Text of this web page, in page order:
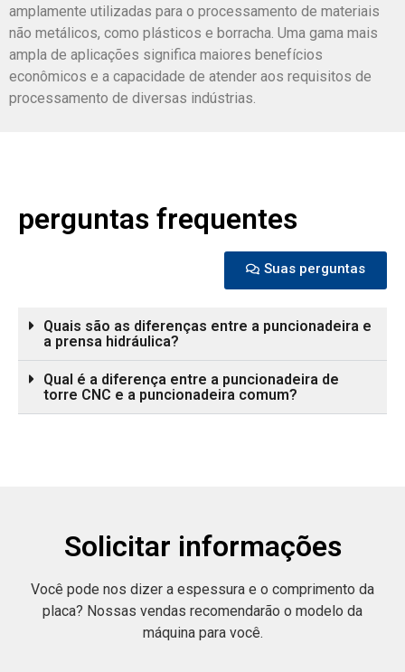
amplamente utilizadas para o processamento de materiais
não metálicos, como plásticos e borracha. Uma gama mais
ampla de aplicações significa maiores benefícios
econômicos e a capacidade de atender aos requisitos de
processamento de diversas indústrias.
perguntas frequentes
Suas perguntas
Quais são as diferenças entre a puncionadeira e
a prensa hidráulica?
Qual é a diferença entre a puncionadeira de
torre CNC e a puncionadeira comum?
Solicitar informações
Você pode nos dizer a espessura e o comprimento da
placa? Nossas vendas recomendarão o modelo da
máquina para você.